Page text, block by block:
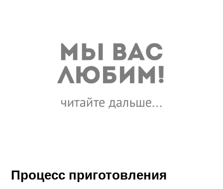
Процесс приготовления